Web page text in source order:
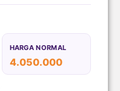
HARGA NORMAL
4.050.000